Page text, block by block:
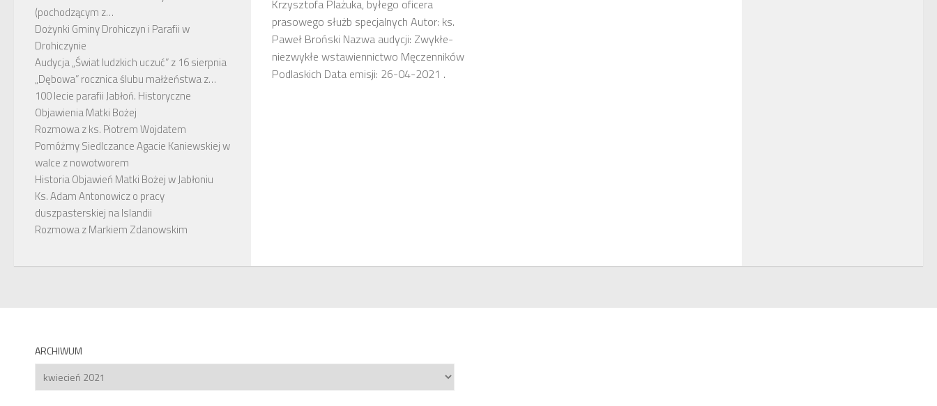
Krzysztofa Plażuka, byłego oficera
prasowego służb specjalnych Autor: ks.
Paweł Broński Nazwa audycji: Zwykłe-
niezwykłe wstawiennictwo Męczenników
Podlaskich Data emisji: 26-04-2021 .
(pochodzącym z…
Dożynki Gminy Drohiczyn i Parafii w
Drohiczynie
Audycja „Świat ludzkich uczuć” z 16 sierpnia
„Dębowa” rocznica ślubu małżeństwa z…
100 lecie parafii Jabłoń. Historyczne
Objawienia Matki Bożej
Rozmowa z ks. Piotrem Wojdatem
Pomóżmy Siedlczance Agacie Kaniewskiej w
walce z nowotworem
Historia Objawień Matki Bożej w Jabłoniu
Ks. Adam Antonowicz o pracy
duszpasterskiej na Islandii
Rozmowa z Markiem Zdanowskim
ARCHIWUM
Archiwum